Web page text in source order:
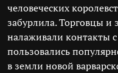
человеческих
забурлила. Торговцы
налаживали контакты
пользовались
в земли новой